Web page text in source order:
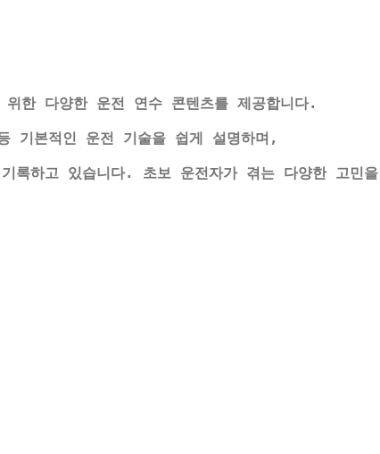
한 다양한 운전 연수 콘텐츠를 제공합니다.
기본적인 운전 기술을 쉽게 설명하며,
록하고 있습니다. 초보 운전자가 겪는 다양한 고민을